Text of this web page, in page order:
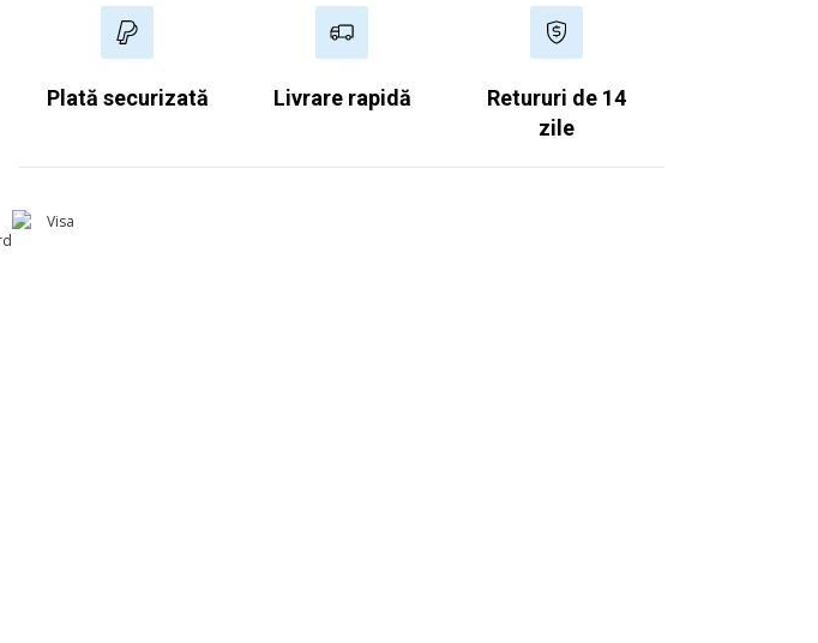
Pentru mai multe informații, vă rugăm să vizitați
Termenii de
expediere și livrare.
Plată securizată Livrare rapidă
Retururi de 14
zile